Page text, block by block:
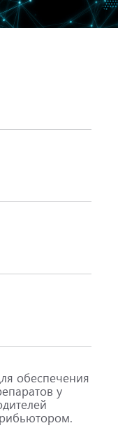
обеспечения
у